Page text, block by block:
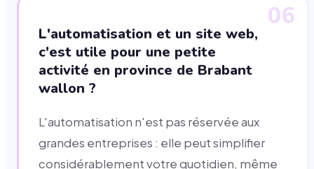
06
L'automatisation et un site web,
c'est utile pour une petite
activité en province de Brabant
wallon ?
L'automatisation n'est pas réservée aux
grandes entreprises : elle peut simplifier
considérablement votre quotidien, même